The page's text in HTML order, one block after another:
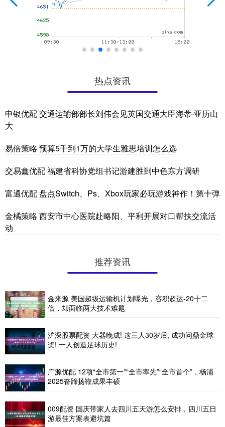
热点资讯
申银优配 交通运输部部长刘伟会见英国交通大臣海蒂·亚历山
大
易倍策略 预算5千到1万的大学生雅思培训怎么选
交易鑫优配 福建省科协党组书记游建胜到中色东方调研
富通优配 盘点Switch、Ps、Xbox玩家必玩游戏神作！第十弹
金橘策略 西安市中心医院赴略阳、平利开展对口帮扶交流活
动
推荐资讯
金来源 美国超级运输机计划曝光，容积超运-20十二
倍，却面临两大技术难题
沪深股票配资 大器晚成! 这三人30岁后, 成功问鼎金球
奖! 一人创造足球历史!
广源优配 12项“全市第一”“全市率先”“全市首个”，杨浦
2025奋蹄扬鞭成果丰硕
009配资 国庆带家人去四川五天游怎么安排，四川五日
游最佳方案表避坑篇